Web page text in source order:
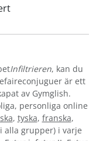
Infiltrieren, kan du
är ett
av Gymglish.
personliga online
, tyska, franska,
alla grupper) i varje